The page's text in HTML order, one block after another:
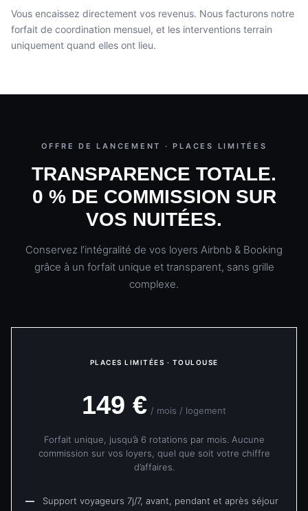
Vous encaissez directement vos revenus. Nous facturons notre
forfait de coordination mensuel, et les interventions terrain
uniquement quand elles ont lieu.
OFFRE DE LANCEMENT · PLACES LIMITÉES
TRANSPARENCE TOTALE.
0 % DE COMMISSION SUR
VOS NUITÉES.
Conservez l’intégralité de vos loyers Airbnb & Booking
grâce à un forfait unique et transparent, sans grille
complexe.
PLACES LIMITÉES · TOULOUSE
149 € / mois / logement
Forfait unique, jusqu’à 6 rotations par mois. Aucune
commission sur vos loyers, quel que soit votre chiffre
d’affaires.
— Support voyageurs 7j/7, avant, pendant et après séjour